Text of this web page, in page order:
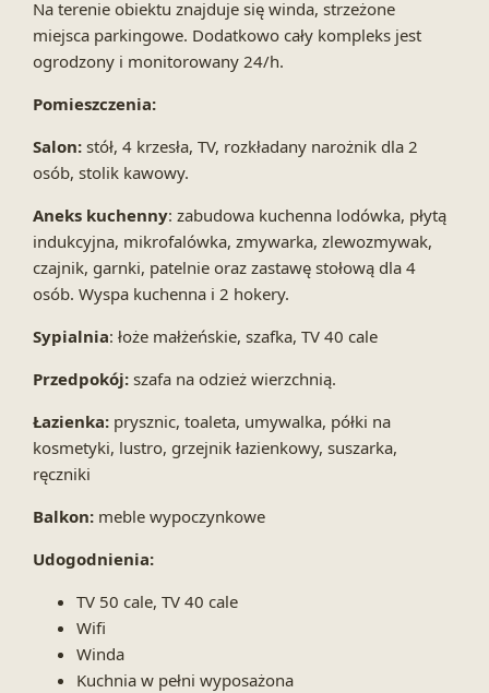
Na terenie obiektu znajduje się winda, strzeżone
miejsca parkingowe. Dodatkowo cały kompleks jest
ogrodzony i monitorowany 24/h.
Pomieszczenia:
Salon: stół, 4 krzesła, TV, rozkładany narożnik dla 2
osób, stolik kawowy.
Aneks kuchenny: zabudowa kuchenna lodówka, płytą
indukcyjna, mikrofalówka, zmywarka, zlewozmywak,
czajnik, garnki, patelnie oraz zastawę stołową dla 4
osób. Wyspa kuchenna i 2 hokery.
Sypialnia: łoże małżeńskie, szafka, TV 40 cale
Przedpokój: szafa na odzież wierzchnią.
Łazienka: prysznic, toaleta, umywalka, półki na
kosmetyki, lustro, grzejnik łazienkowy, suszarka,
ręczniki
Balkon: meble wypoczynkowe
Udogodnienia:
TV 50 cale, TV 40 cale
Wifi
Winda
Kuchnia w pełni wyposażona